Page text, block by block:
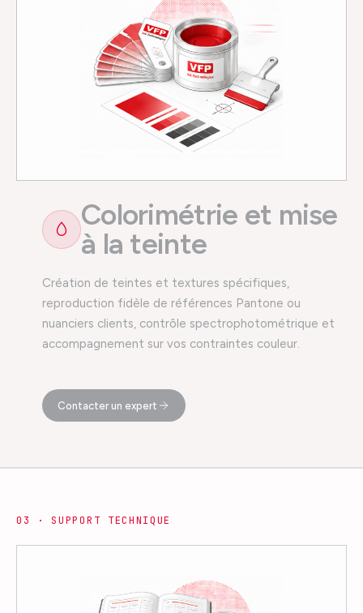
Colorimétrie et mise
à la teinte
Création de teintes et textures spécifiques,
reproduction fidèle de références Pantone ou
nuanciers clients, contrôle spectrophotométrique et
accompagnement sur vos contraintes couleur.
Contacter un expert
0 3 · SUPPORT TECHNIQUE